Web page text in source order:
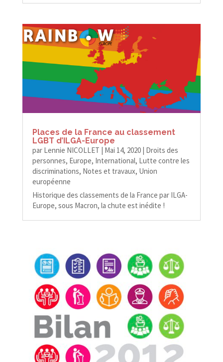
Places de la France au classement
LGBT d’ILGA-Europe
par Lennie NICOLLET Mai 14, 2020| Droits des
personnes, Europe, International, Lutte contre les
discriminations, Notes et travaux, Union
européenne
Historique des classements de la France par ILGA-​​
Europe, sous Macron, la chute est inédite !